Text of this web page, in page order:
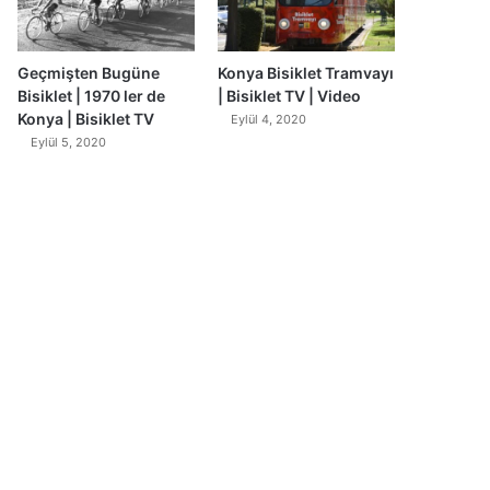
Geçmişten Bugüne
Bisiklet | 1970 ler de
Konya | Bisiklet TV
Eylül 5, 2020
Konya Bisiklet Tramvayı
| Bisiklet TV | Video
Eylül 4, 2020